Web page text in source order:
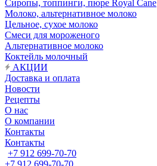
Сиропы, топпинги, пюре Royal Cane
Молоко, альтернативное молоко
Цельное, сухое молоко
Смеси для мороженого
Альтернативное молоко
Коктейль молочный
АКЦИИ
Доставка и оплата
Новости
Рецепты
О нас
О компании
Контакты
Контакты
+7 912 699-70-70
+7 912 699-70-70